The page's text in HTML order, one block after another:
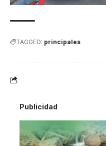
TAGGED: principales
Publicidad